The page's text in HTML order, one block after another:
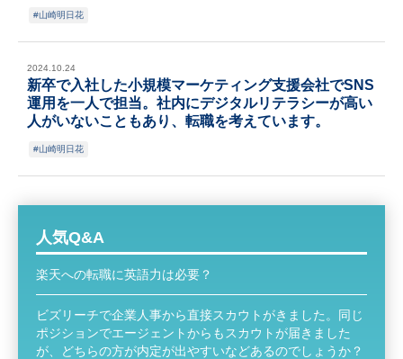
山崎明日花
2024.10.24
新卒で入社した小規模マーケティング支援会社でSNS
運用を一人で担当。社内にデジタルリテラシーが高い
人がいないこともあり、転職を考えています。
山崎明日花
人気Q&A
楽天への転職に英語力は必要？
ビズリーチで企業人事から直接スカウトがきました。同じ
ポジションでエージェントからもスカウトが届きました
が、どちらの方が内定が出やすいなどあるのでしょうか？